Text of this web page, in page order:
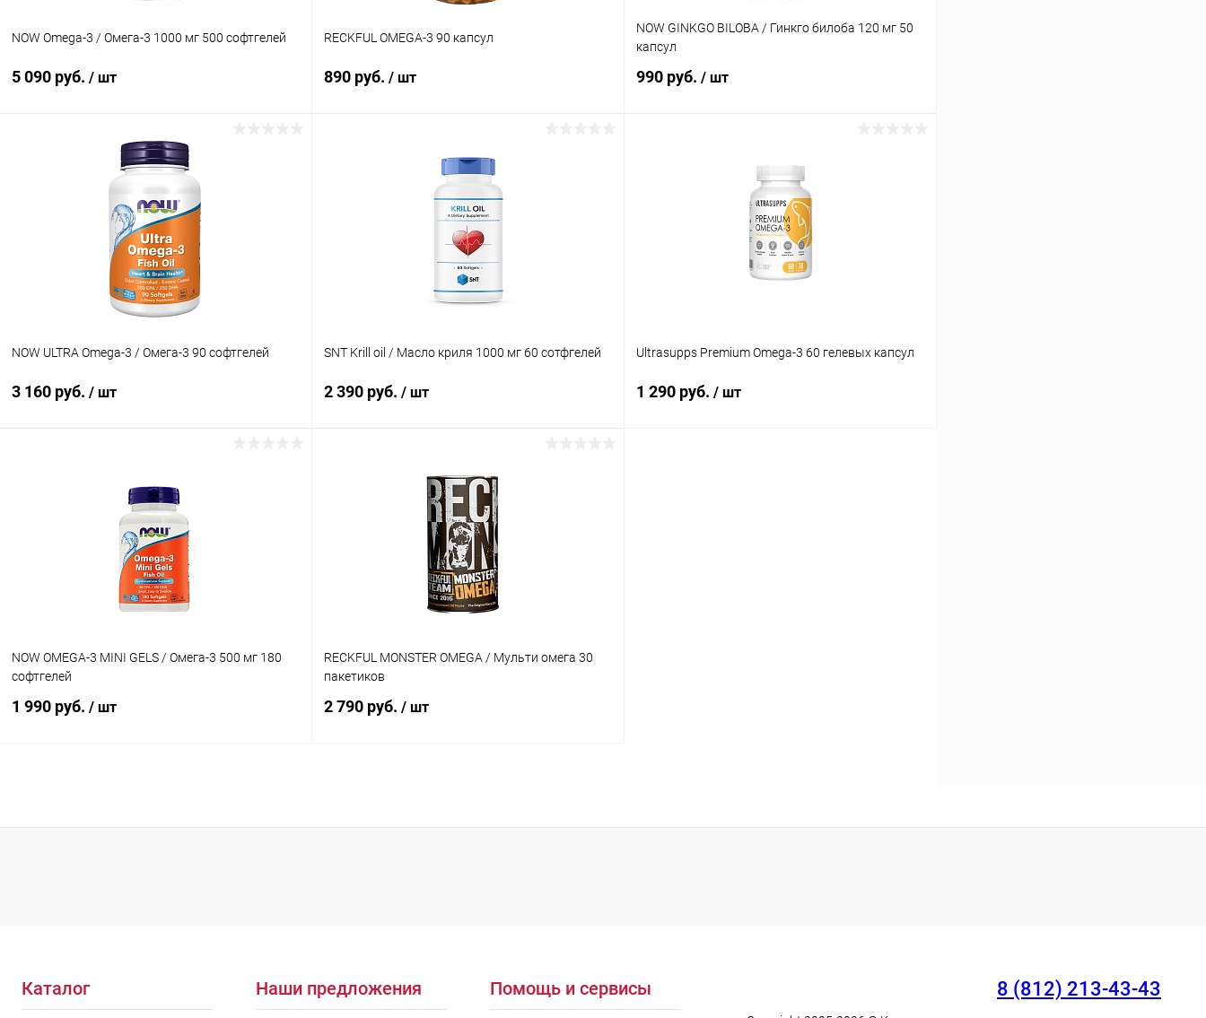
NOW Omega-3 / Омега-3 1000 мг 500 софтгелей
5 090 руб. / шт
В корзину
В наличии
RECKFUL OMEGA-3 90 капсул
890 руб. / шт
Сравнение
NOW GINKGO BILOBA / Гинкго билоба 120 мг 50
капсул
990 руб. / шт
NOW ULTRA Omega-3 / Омега-3 90 софтгелей
3 160 руб. / шт
SNT Krill oil / Масло криля 1000 мг 60 сотфгелей
2 390 руб. / шт
Ultrasupps Premium Omega-3 60 гелевых капсул
1 290 руб. / шт
NOW OMEGA-3 MINI GELS / Омега-3 500 мг 180
софтгелей
1 990 руб. / шт
Купить в 1 клик Сравнение
RECKFUL MONSTER OMEGA / Мульти омега 30
пакетиков
2 790 руб. / шт
Купить в 1 клик Сравнение
Каталог Наши предложения Помощь и сервисы 8 (812) 213-43-43